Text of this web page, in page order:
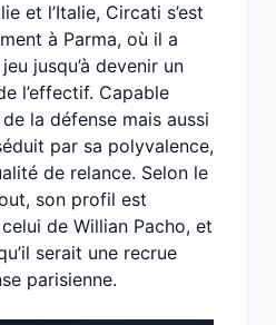
et l’Italie, Circati s’est
à Parma, où il a
jusqu’à devenir un
l’effectif. Capable
de la défense mais aussi
par sa polyvalence,
de relance. Selon le
son profil est
de Willian Pacho, et
serait une recrue
parisienne.